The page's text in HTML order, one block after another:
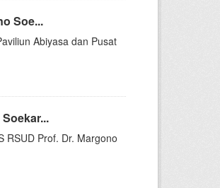
Soe...
Abiyasa dan Pusat
RSUD Prof. Dr. Margono